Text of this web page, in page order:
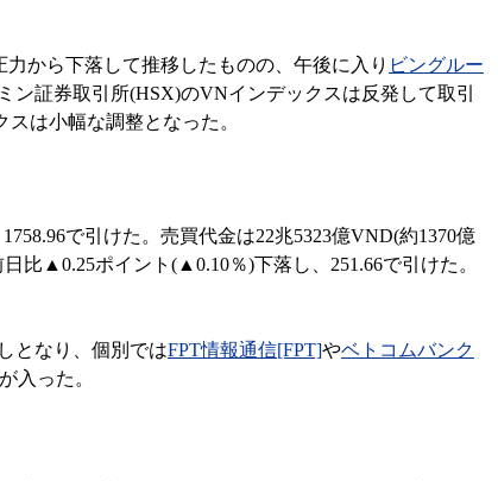
から下落して推移したものの、午後に入り ビングルー
証券取引所(HSX)のVNインデックスは反発して取引
は小幅な調整となった。
で引けた。売買代金は22兆5323億VND(約1370億
比▲0.25ポイント(▲0.10％)下落し、251.66で引けた。
となり、個別ではFPT情報通信[FPT]やベトコムバンク
入った。